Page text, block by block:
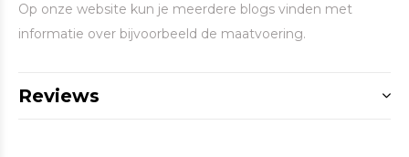
Op onze website kun je meerdere blogs vinden met
informatie over bijvoorbeeld de maatvoering.
Reviews